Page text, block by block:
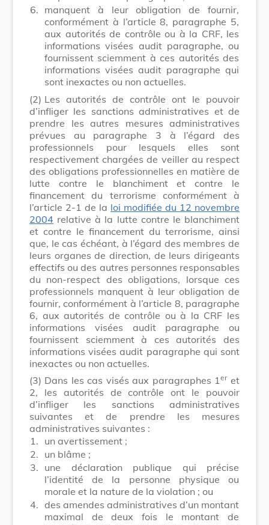
6. manquent à leur obligation de fournir,
conformément à l’article 8, paragraphe 5,
aux autorités de contrôle ou à la CRF, les
informations visées audit paragraphe, ou
fournissent sciemment à ces autorités des
informations visées audit paragraphe qui
sont inexactes ou non actuelles.
(2) Les autorités de contrôle ont le pouvoir
d’infliger les sanctions administratives et de
prendre les autres mesures administratives
prévues au paragraphe 3 à l’égard des
professionnels pour lesquels elles sont
respectivement chargées de veiller au respect
des obligations professionnelles en matière de
lutte contre le blanchiment et contre le
financement du terrorisme conformément à
l’article 2-1 de la loi modifiée du 12 novembre
2004 relative à la lutte contre le blanchiment
et contre le financement du terrorisme, ainsi
que, le cas échéant, à l’égard des membres de
leurs organes de direction, de leurs dirigeants
effectifs ou des autres personnes responsables
du non-respect des obligations, lorsque ces
professionnels manquent à leur obligation de
fournir, conformément à l’article 8, paragraphe
6, aux autorités de contrôle ou à la CRF les
informations visées audit paragraphe ou
fournissent sciemment à ces autorités des
informations visées audit paragraphe qui sont
inexactes ou non actuelles.
(3) Dans les cas visés aux paragraphes 1eret
2, les autorités de contrôle ont le pouvoir
d’infliger les sanctions administratives
suivantes et de prendre les mesures
administratives suivantes :
1. un avertissement ;
2. un blâme ;
3. une déclaration publique qui précise
l’identité de la personne physique ou
morale et la nature de la violation ; ou
4. des amendes administratives d’un montant
maximal de deux fois le montant de